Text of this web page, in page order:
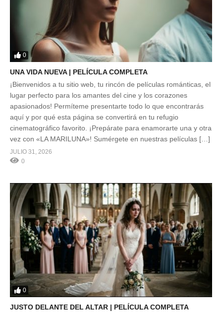
0
UNA VIDA NUEVA | PELÍCULA COMPLETA
¡Bienvenidos a tu sitio web, tu rincón de películas románticas, el
lugar perfecto para los amantes del cine y los corazones
apasionados! Permíteme presentarte todo lo que encontrarás
aquí y por qué esta página se convertirá en tu refugio
cinematográfico favorito. ¡Prepárate para enamorarte una y otra
vez con «LA MARILUNA»! Sumérgete en nuestras películas […]
JULIO 31, 2026
0
0
JUSTO DELANTE DEL ALTAR | PELÍCULA COMPLETA